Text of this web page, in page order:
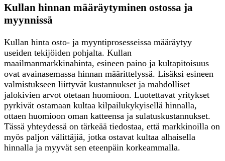
Kullan hinnan määräytyminen ostossa ja
myynnissä
Kullan hinta osto- ja myyntiprosesseissa määräytyy
useiden tekijöiden pohjalta. Kullan
maailmanmarkkinahinta, esineen paino ja kultapitoisuus
ovat avainasemassa hinnan määrittelyssä. Lisäksi esineen
valmistukseen liittyvät kustannukset ja mahdolliset
jalokivien arvot otetaan huomioon. Luotettavat yritykset
pyrkivät ostamaan kultaa kilpailukykyisellä hinnalla,
ottaen huomioon oman katteensa ja sulatuskustannukset.
Tässä yhteydessä on tärkeää tiedostaa, että markkinoilla on
myös paljon välittäjiä, jotka ostavat kultaa alhaisella
hinnalla ja myyvät sen eteenpäin korkeammalla.